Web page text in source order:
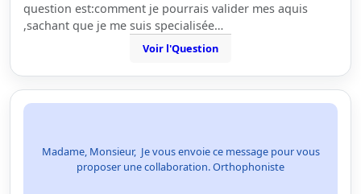
question est:comment je pourrais valider mes aquis
,sachant que je me suis specialisée…
Voir l'Question
Madame, Monsieur, Je vous envoie ce message pour vous
proposer une collaboration. Orthophoniste